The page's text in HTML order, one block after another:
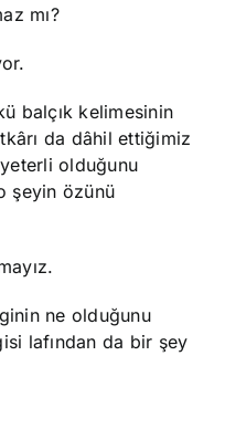
mı?
balçık kelimesinin
da dâhil ettiğimiz
olduğunu
şeyin özünü
ne olduğunu
lafından da bir şey